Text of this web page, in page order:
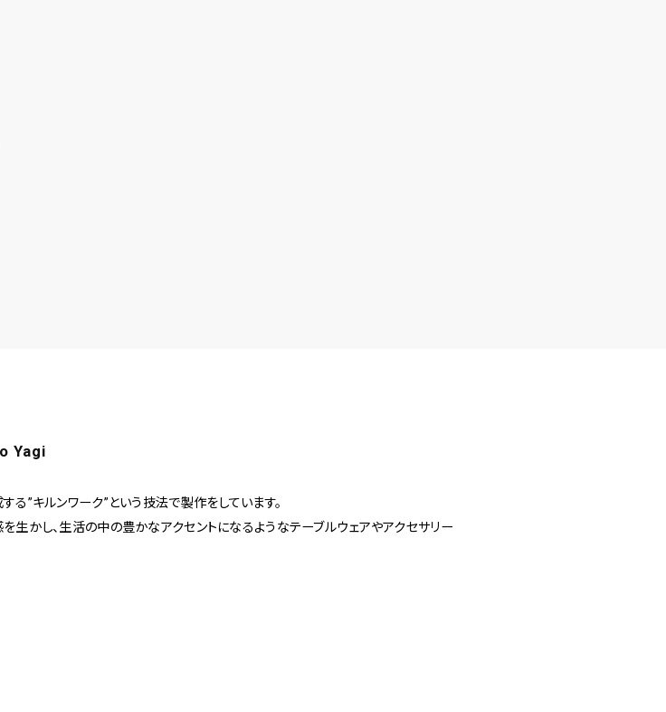
Yagi
る”キルンワーク”という技法で製作をしています。
生かし、生活の中の豊かなアクセントになるようなテーブルウェアやアクセサリー